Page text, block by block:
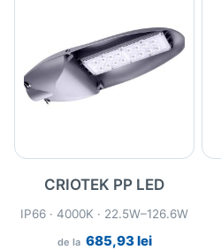
CRIOTEK PP LED
de la 685,93lei
IP66 · 4000K · 22.5W–126.6W